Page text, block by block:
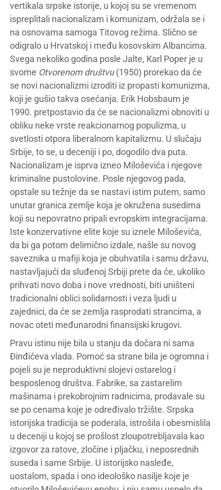
vertikala srpske istorije, u kojoj su se vremenom
ispreplitali nacionalizam i komunizam, održala se i
na osnovama samoga Titovog režima. Slično se
odigralo u Hrvatskoj i među kosovskim Albancima.
Svega nekoliko godina posle Jalte, Karl Poper je u
svome Otvorenom društvu(1950) prorekao da će
se novi nacionalizmi izroditi iz propasti komunizma,
koji je gušio takva osećanja. Erik Hobsbaum je
1990. pretpostavio da će se nacionalizmi obnoviti u
obliku neke vrste reakcionarnog populizma, u
svetlosti otpora liberalnom kapitalizmu. U slučaju
Srbije, to se, u deceniji i po, dogodilo dva puta.
Nacionalizam je isprva izneo Miloševića i njegove
kriminalne pustolovine. Posle njegovog pada,
opstale su težnje da se nastavi istim putem, samo
unutar granica zemlje koja je okružena susedima
koji su nepovratno pripali evropskim integracijama.
Iste konzervativne elite koje su iznele Miloševića,
da bi ga potom delimično izdale, našle su novog
saveznika u mafiji koja je obuhvatila i samu državu,
nastavljajući da sluđenoj Srbiji prete da će, ukoliko
prihvati novo doba i nove vrednosti, biti uništeni
tradicionalni oblici solidarnosti i veza ljudi u
zajednici, da će se zemlja rasprodati strancima, a
novac oteti međunarodni finansijski krugovi.
Pravu istinu nije bila u stanju da dočara ni sama
Đinđićeva vlada. Pomoć sa strane bila je ogromna i
pojeli su je neproduktivni slojevi ostarelog i
besposlenog društva. Fabrike, sa zastarelim
mašinama i prekobrojnim radnicima, prodavale su
se po cenama koje je određivalo tržište. Srpska
istorijska tradicija se poderala, istrošila i obesmislila
u deceniji u kojoj se prošlost zloupotrebljavala kao
izgovor za ratove, zločine i pljačku, i neposrednih
suseda i same Srbije. U istorijsko nasleđe,
uostalom, spada i ono ideološko nasilje koje je